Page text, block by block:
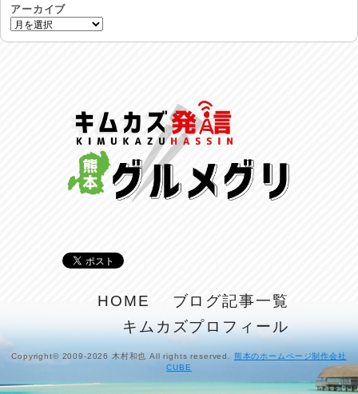
命を守る行動を…
2026/07/29
反省会♪
2026/07/27
呑めや喋れや！
2026/07/26
アーカイブ
HOME
ブログ記事一覧
キムカズプロフィール
Copyright© 2009-2026 木村和也 All rights reserved. 熊本のホームページ制作会社
CUBE